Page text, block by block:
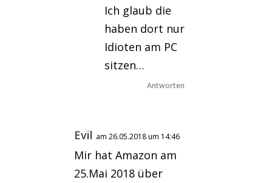
Ich glaub die
haben dort nur
Idioten am PC
sitzen…
Antworten
Evil am 26.05.2018 um 14:46
Mir hat Amazon am
25.Mai 2018 über